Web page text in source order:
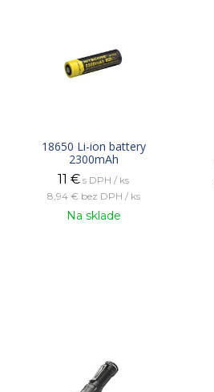
18650 Li-ion battery
2300mAh
11 € s DPH / ks
8,94 € bez DPH / ks
Na sklade